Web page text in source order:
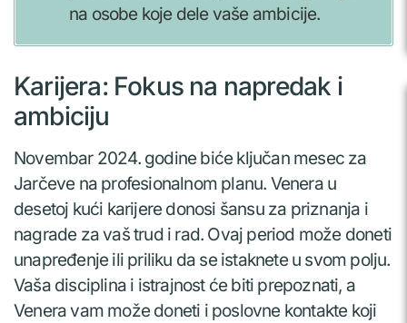
na osobe koje dele vaše ambicije.
Karijera: Fokus na napredak i
ambiciju
Novembar 2024. godine biće ključan mesec za
Jarčeve na profesionalnom planu. Venera u
desetoj kući karijere donosi šansu za priznanja i
nagrade za vaš trud i rad. Ovaj period može doneti
unapređenje ili priliku da se istaknete u svom polju.
Vaša disciplina i istrajnost će biti prepoznati, a
Venera vam može doneti i poslovne kontakte koji